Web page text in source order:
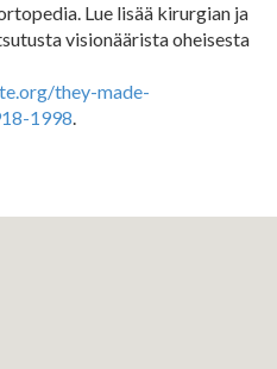
Lue lisää kirurgian ja
visionäärista oheisesta
they-made-
1998.